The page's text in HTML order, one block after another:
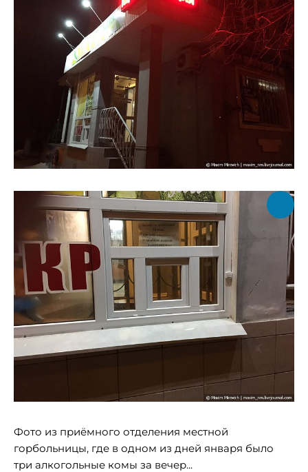
Фото из приёмного отделения местной
горбольницы, где в одном из дней января было
три алкогольные комы за вечер...